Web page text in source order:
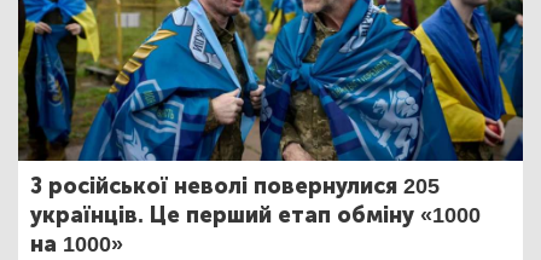
З російської неволі повернулися 205
українців. Це перший етап обміну «1000
на 1000»